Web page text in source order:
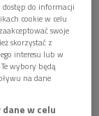

Teatru
jesienią
do informacji
cookie w celu
swoje
skorzystać z
interesu lub w
wybory będą
na dane
w celu